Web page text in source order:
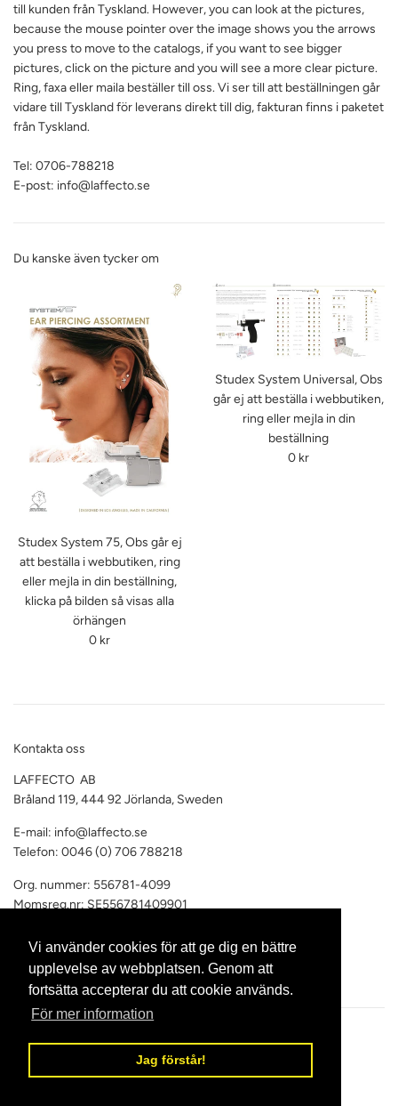
Vi använder cookies för att ge dig en bättre
upplevelse av webbplatsen. Genom att
fortsätta accepterar du att cookie används.
För mer information
Jag förstår!
till kunden från Tyskland. However, you can look at the pictures,
because the mouse pointer over the image shows you the arrows
you press to move to the catalogs, if you want to see bigger
pictures, click on the picture and you will see a more clear picture.
Ring, faxa eller maila beställer till oss.Vi ser till att beställningen går
vidare till Tyskland för leverans direkt till dig, fakturan finns i paketet
från Tyskland.
Tel: 0706-788218
E-post: info@laffecto.se
Du kanske även tycker om
Studex System 75, Obs går ej
att beställa i webbutiken, ring
eller mejla in din beställning,
klicka på bilden så visas alla
örhängen
Ordinarie
0 kr
Studex System Universal, Obs
går ej att beställa i webbutiken,
ring eller mejla in din
beställning
Ordinarie
0 kr
Kontakta oss
LAFFECTO AB
Bråland 119, 444 92 Jörlanda, Sweden
E-mail: info@laffecto.se
Telefon: 0046 (0) 706 788218
Org. nummer: 556781-4099
Momsreg.nr: SE556781409901
Copyright © 2026,Laffecto AB
Kreditkortsutgivare